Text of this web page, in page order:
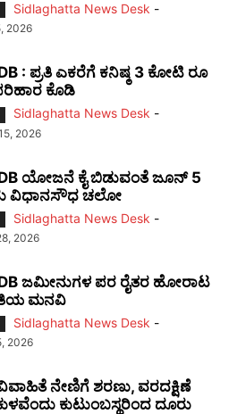
Sidlaghatta News Desk -
2026
: ಪ್ರತಿ ಎಕರೆಗೆ ಕನಿಷ್ಠ 3 ಕೋಟಿ ರೂ
ಕೊಡಿ
Sidlaghatta News Desk -
2026
ಯೋಜನೆ ಕೈ ಬಿಡುವಂತೆ ಜೂನ್ 5
ವಿಧಾನಸೌಧ ಚಲೋ
Sidlaghatta News Desk -
2026
ಜಮೀನುಗಳ ಪರ ರೈತರ ಹೋರಾಟ
ಮನವಿ
Sidlaghatta News Desk -
2026
ನೇಣಿಗೆ ಶರಣು, ವರದಕ್ಷಿಣೆ
ಕುಟುಂಬಸ್ಥರಿಂದ ದೂರು